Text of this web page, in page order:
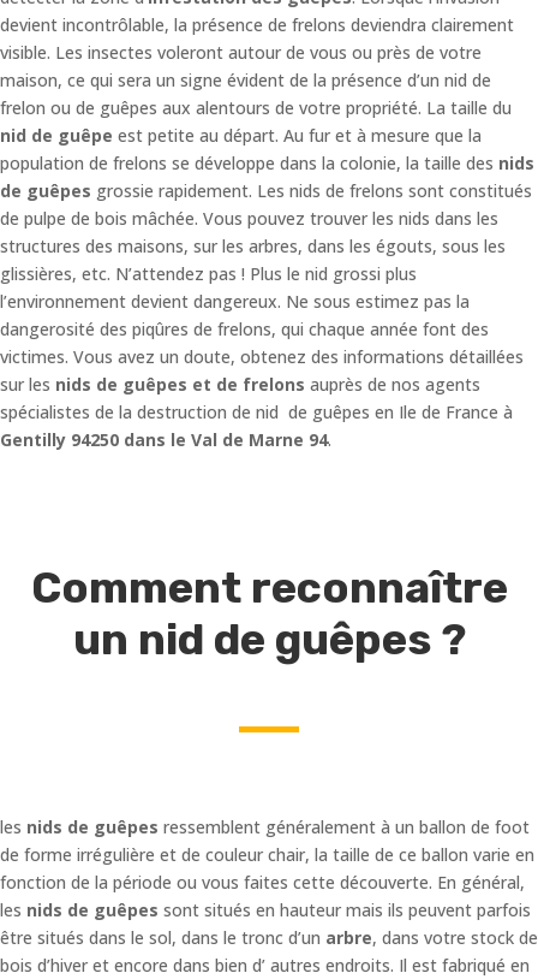
devient incontrôlable, la présence de frelons deviendra clairement
visible. Les insectes voleront autour de vous ou près de votre
maison, ce qui sera un signe évident de la présence d’un nid de
frelon ou de guêpes aux alentours de votre propriété. La taille du
nid de guêpe est petite au départ. Au fur et à mesure que la
population de frelons se développe dans la colonie, la taille des nids
de guêpes grossie rapidement. Les nids de frelons sont constitués
de pulpe de bois mâchée. Vous pouvez trouver les nids dans les
structures des maisons, sur les arbres, dans les égouts, sous les
glissières, etc. N’attendez pas ! Plus le nid grossi plus
l’environnement devient dangereux. Ne sous estimez pas la
dangerosité des piqûres de frelons, qui chaque année font des
victimes. Vous avez un doute, obtenez des informations détaillées
sur les nids de guêpes et de frelons auprès de nos agents
spécialistes de la destruction de nid de guêpes en Ile de France à
Gentilly 94250 dans le Val de Marne 94.
Comment reconnaître
un nid de guêpes ?
les nids de guêpes ressemblent généralement à un ballon de foot
de forme irrégulière et de couleur chair, la taille de ce ballon varie en
fonction de la période ou vous faites cette découverte. En général,
les nids de guêpes sont situés en hauteur mais ils peuvent parfois
être situés dans le sol, dans le tronc d’un arbre, dans votre stock de
bois d’hiver et encore dans bien d’ autres endroits. Il est fabriqué en